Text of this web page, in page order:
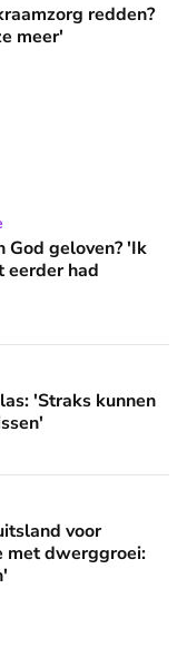
redden?
meer'
'Ik voelde iets wat
God geloven? 'Ik
eerder had
we niet meer
'Straks kunnen
dochter
voor
met dwerggroei: